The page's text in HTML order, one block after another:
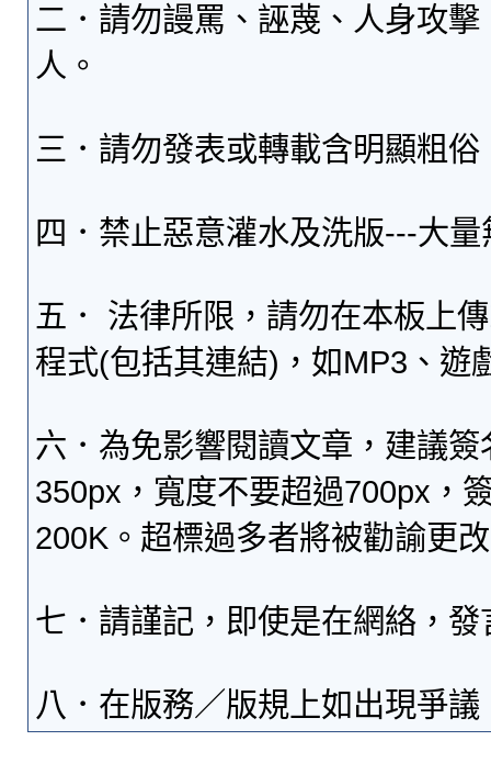
二．請勿謾罵、誣蔑、人身攻
人。
三．請勿發表或轉載含明顯粗
四．禁止惡意灌水及洗版---大
五． 法律所限，請勿在本板上
程式(包括其連結)，如MP3、遊
六．為免影響閱讀文章，建議
350px，寬度不要超過700px，
200K。超標過多者將被勸諭更
七．請謹記，即使是在網絡，
八．在版務／版規上如出現爭